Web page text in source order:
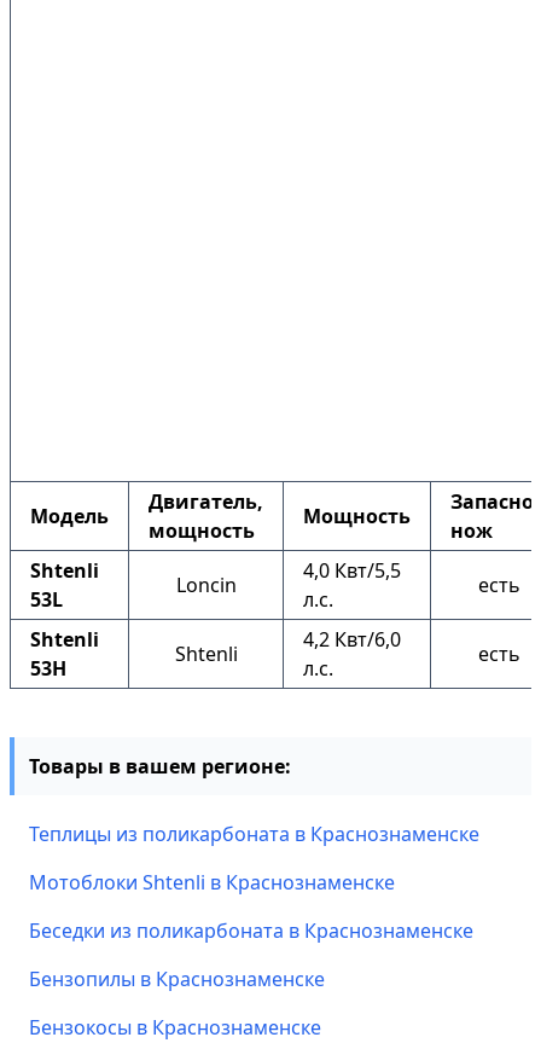
Модель
Двигатель,
мощность
Мощность
нож
Shtenli
53L
Loncin
4,0 Квт/5,5
л.с.
есть
Shtenli
53H
Shtenli
4,2 Квт/6,0
л.с.
есть
Товары в вашем регионе:
Теплицы из поликарбоната в Краснознаменске
Мотоблоки Shtenli в Краснознаменске
Беседки из поликарбоната в Краснознаменске
Бензопилы в Краснознаменске
Бензокосы в Краснознаменске